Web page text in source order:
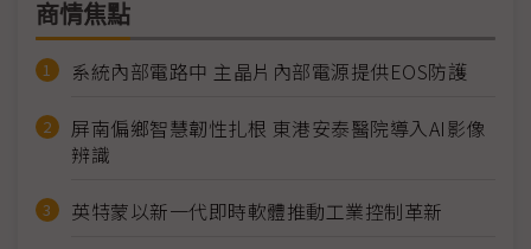
商情焦點
系統內部電路中 主晶片內部電源提供EOS防護
屏南偏鄉智慧韌性扎根 東港安泰醫院導入AI影像
辨識
英特蒙以新一代即時軟體推動工業控制革新